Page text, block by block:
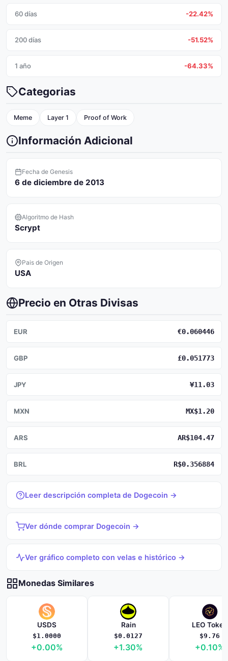
60 días -22.42%
200 días -51.52%
1 año -64.33%
Categorias
Meme Layer 1 Proof of Work
Información Adicional
Fecha de Genesis
6 de diciembre de 2013
Algoritmo de Hash
Scrypt
Pais de Origen
USA
Precio en Otras Divisas
EUR €0.060446
GBP £0.051773
JPY ¥11.03
MXN MX$1.20
ARS AR$104.47
BRL R$0.356884
Leer descripción completa de Dogecoin →
Ver dónde comprar Dogecoin →
Ver gráfico completo con velas e histórico →
Monedas Similares
USDS
$1.0000
+0.00%
Rain
$0.0127
+1.30%
LEO Token
$9.76
+0.10%